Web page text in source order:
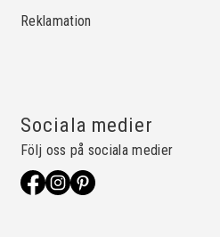
Reklamation
Sociala medier
Följ oss på sociala medier